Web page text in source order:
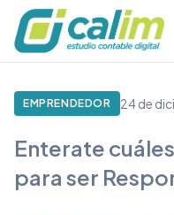
EMPRENDEDOR 24 de
Enterate
para ser